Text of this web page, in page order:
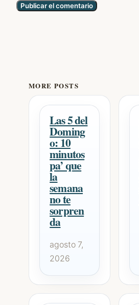
MORE POSTS
Las 5 del
Doming
o: 10
minutos
pa’ que
la
semana
no te
sorpren
da
agosto 7,
2026